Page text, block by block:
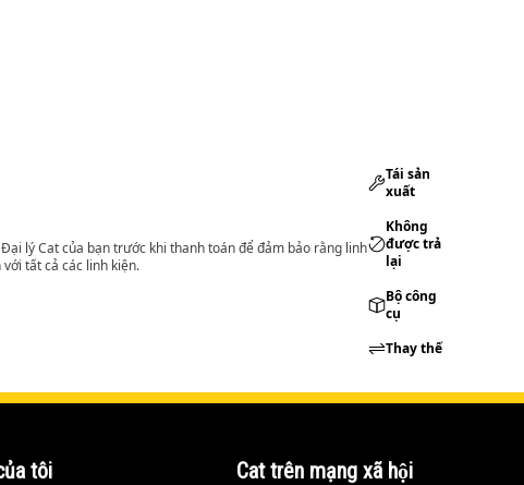
lý Cat của bạn trước khi thanh toán để đảm bảo rằng linh
tất cả các linh kiện.
Tái sản
xuất
Không
được trả
lại
Bộ công
cụ
Thay thế
tôi Cat trên mạng xã hội